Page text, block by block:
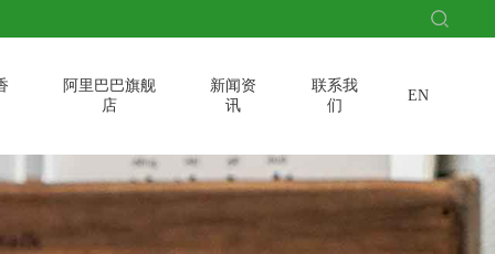
阿里巴巴旗舰
店
新闻资
讯
联系我
们
EN